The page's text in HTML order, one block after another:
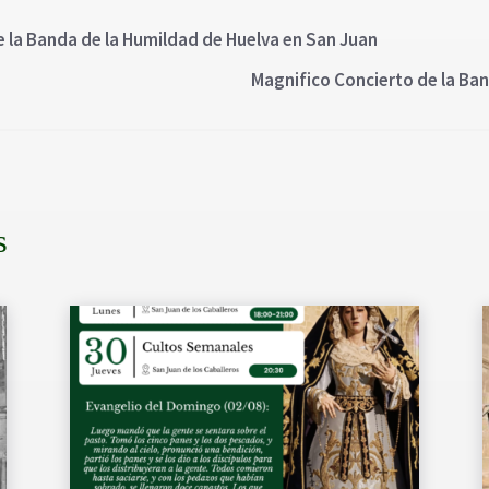
Banda de la Humildad de Huelva en San Juan
Magnifico Concierto de la